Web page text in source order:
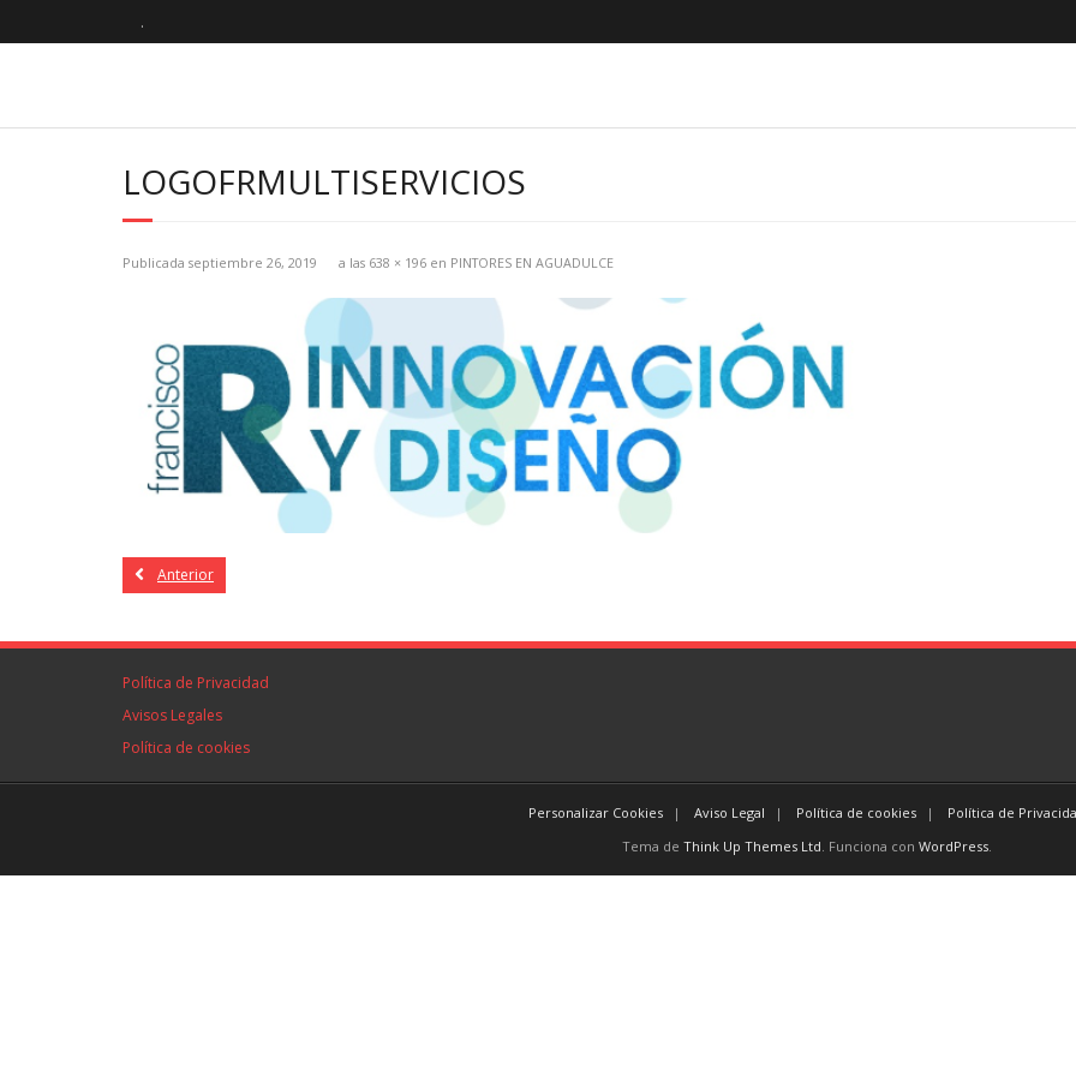
.
LOGOFRMULTISERVICIOS
Publicada septiembre 26, 2019 a las 638 × 196 en PINTORES EN AGUADULCE
Anterior
Política de Privacidad
Avisos Legales
Política de cookies
Personalizar Cookies Aviso Legal Política de cookies
Política de
Tema de Think Up Themes Ltd. Funciona con WordPress.